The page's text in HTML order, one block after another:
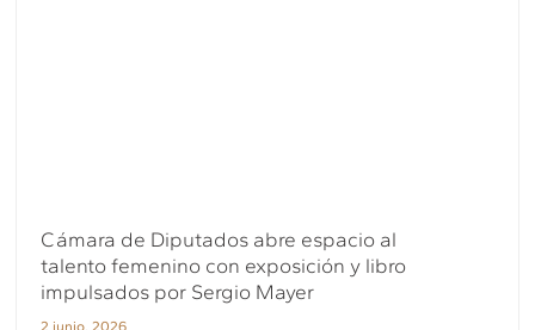
Cámara de Diputados abre espacio al
talento femenino con exposición y libro
impulsados por Sergio Mayer
2 junio, 2026